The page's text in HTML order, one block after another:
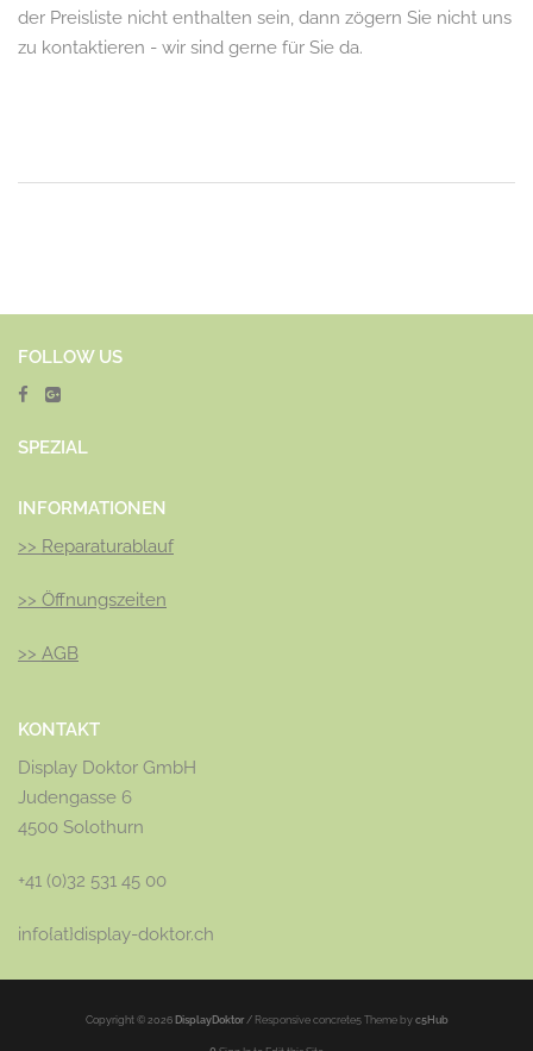
der Preisliste nicht enthalten sein, dann zögern Sie nicht uns
zu kontaktieren - wir sind gerne für Sie da.
FOLLOW US
SPEZIAL
INFORMATIONEN
>> Reparaturablauf
>> Öffnungszeiten
>> AGB
KONTAKT
Display Doktor GmbH
Judengasse 6
4500 Solothurn
+41 (0)32 531 45 00
info{at}display-doktor.ch
Copyright © 2026 DisplayDoktor/ Responsive concrete5 Theme by c5Hub